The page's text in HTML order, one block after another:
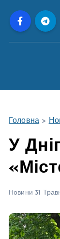
Головна >
У
Новини 31